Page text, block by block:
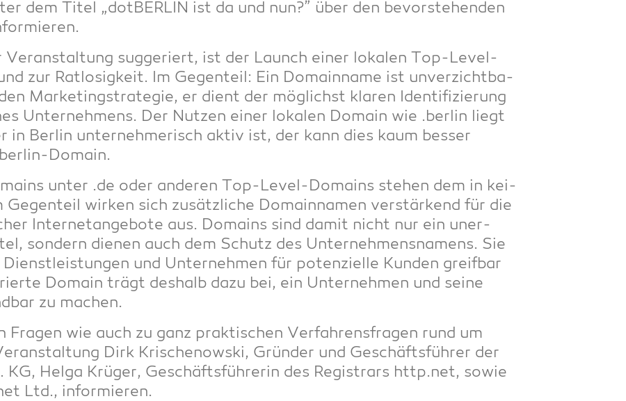
dem Titel „dot­BER­LIN ist da und nun?” über den bevor­ste­hen­den
Ver­an­stal­tung sug­ge­riert, ist der Launch einer loka­len Top-Level-
zur Rat­lo­sig­keit. Im Gegen­teil: Ein Domain­na­me ist unver­zicht­ba­
Mar­ke­ting­stra­te­gie, er dient der mög­lichst kla­ren Iden­ti­fi­zie­rung
Unter­neh­mens. Der Nut­zen einer loka­len Domain wie .ber­lin liegt
in Ber­lin unter­neh­me­risch aktiv ist, der kann dies kaum bes­ser
Domain.
unter .de oder ande­ren Top-Level-Domains ste­hen dem in kei­
Gegen­teil wir­ken sich zusätz­li­che Domain­na­men ver­stär­kend für die
Inter­net­an­ge­bo­te aus. Domains sind damit nicht nur ein uner­
son­dern die­nen auch dem Schutz des Unter­neh­mens­na­mens. Sie
und Unter­neh­men für poten­zi­el­le Kun­den greif­bar
Domain trägt des­halb dazu bei, ein Unter­neh­men und sei­ne
zu machen.
Fra­gen wie auch zu ganz prak­ti­schen Ver­fah­rens­fra­gen rund um
Dirk Kri­schenow­ski, Grün­der und Geschäfts­füh­rer der
KG, Hel­ga Krü­ger, Geschäfts­füh­re­rin des Regis­trars http.net, sowie
Ltd., informieren.